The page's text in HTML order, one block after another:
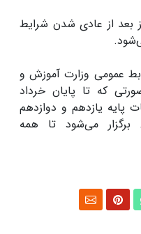
امتحانات حداقل ۱۵ روز بعد از عادی شدن شرایط
عمومی وزارت آموزش و
که تا پایان خرداد
پایه یازدهم و دوازدهم
می‌شود تا همه